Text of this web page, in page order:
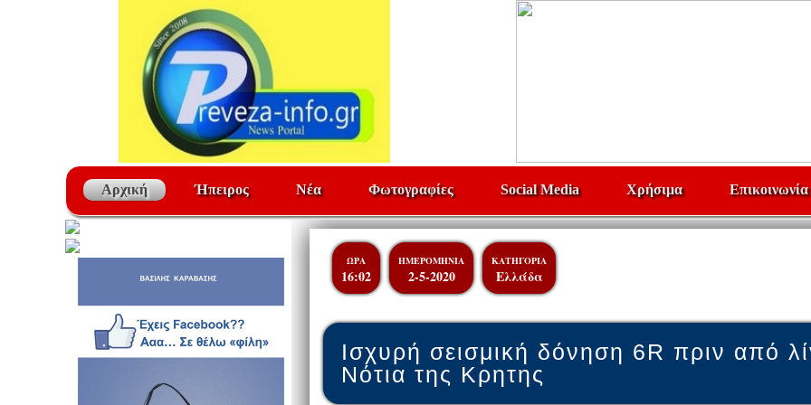
Αρχική Ήπειρος Νέα Φωτογραφίες Social Media Χρήσιμα Επικοινωνία
ΩΡΑ
16:02
ΗΜΕΡΟΜΗΝΙΑ
2-5-2020
ΚΑΤΗΓΟΡΙΑ
Ελλάδα
Ισχυρή σεισμική δόνηση 6R πριν από
Νότια της Κρητης